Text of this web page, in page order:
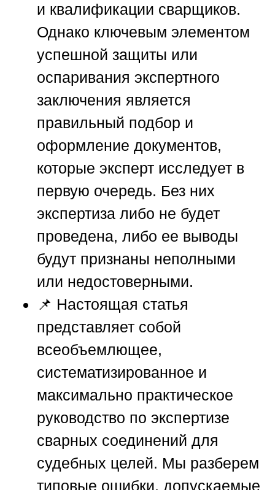
и квалификации сварщиков.
Однако ключевым элементом
успешной защиты или
оспаривания экспертного
заключения является
правильный подбор и
оформление документов,
которые эксперт исследует в
первую очередь. Без них
экспертиза либо не будет
проведена, либо ее выводы
будут признаны неполными
или недостоверными.
📌 Настоящая статья
представляет собой
всеобъемлющее,
систематизированное и
максимально практическое
руководство по экспертизе
сварных соединений для
судебных целей. Мы разберем
типовые ошибки, допускаемые